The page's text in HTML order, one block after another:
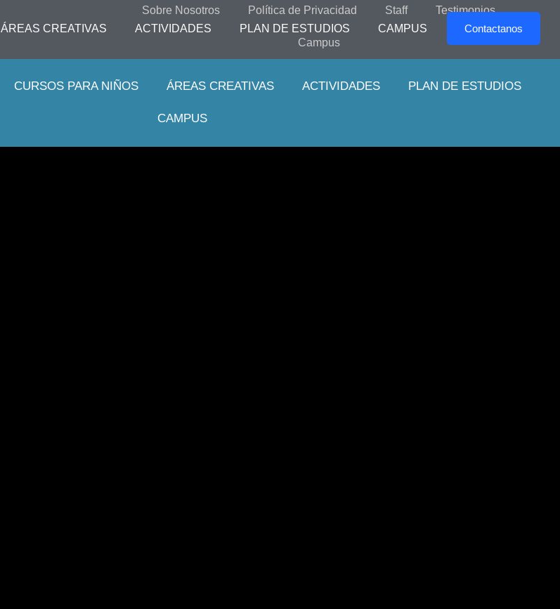
ÁREAS CREATIVAS ACTIVIDADES PLAN DE ESTUDIOS CAMPUS Contactanos
Sobre Nosotros Política de Privacidad Staff Testimonios
Campus
CURSOS PARA NIÑOS ÁREAS CREATIVAS ACTIVIDADES PLAN DE ESTUDIOS
CAMPUS